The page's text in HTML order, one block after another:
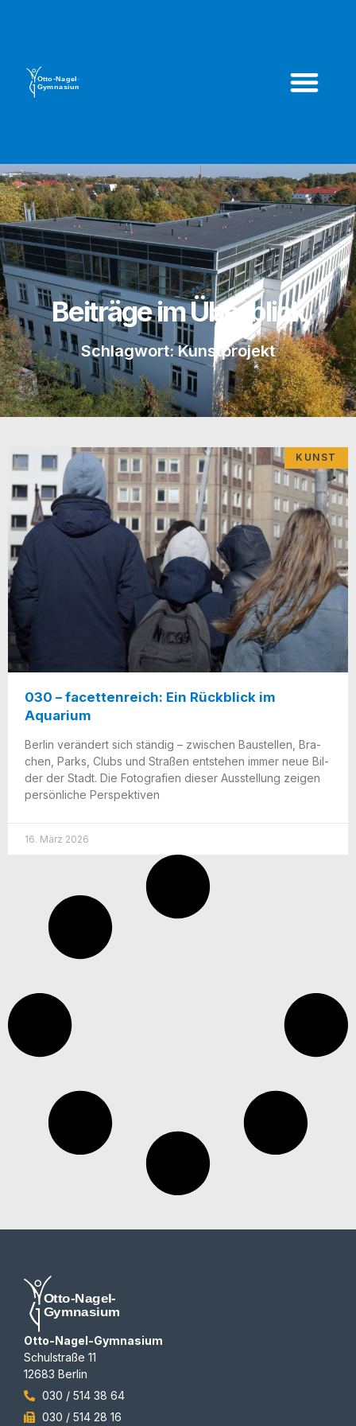
Beiträge im Überblick
Schlagwort: Kunstprojekt
KUNST
030 – facettenreich: Ein Rückblick im
Aquarium
Ber­lin ver­än­dert sich stän­dig – zwi­schen Bau­stel­len, Bra­
chen, Parks, Clubs und Stra­ßen ent­ste­hen immer neue Bil­
der der Stadt. Die Foto­gra­fien die­ser Aus­stel­lung zei­gen
per­sön­li­che Perspektiven
16. März 2026
Otto-Nagel-Gymnasium
Schulstraße 11
12683 Berlin
030 / 514 38 64
030 / 514 28 16